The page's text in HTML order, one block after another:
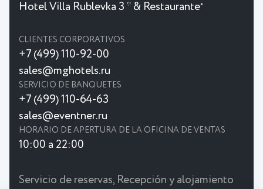
Hotel Villa Rublevka 3 * & Restaurante★
CLIENTES CORPORATIVOS
+7 (499) 110-92-00
sales@mghotels.ru
SERVICIO DE BANQUETES
+7 (499) 110-64-63
sales@eventner.ru
HORARIO DE APERTURA DE LA OFICINA DE VENTAS
10:00 a 22:00
Servicio de reservas, Recepción y alojamiento